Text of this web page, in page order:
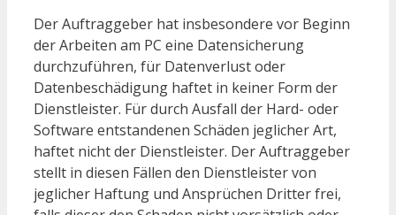
Der Auftraggeber hat insbesondere vor Beginn
der Arbeiten am PC eine Datensicherung
durchzuführen, für Datenverlust oder
Datenbeschädigung haftet in keiner Form der
Dienstleister. Für durch Ausfall der Hard- oder
Software entstandenen Schäden jeglicher Art,
haftet nicht der Dienstleister. Der Auftraggeber
stellt in diesen Fällen den Dienstleister von
jeglicher Haftung und Ansprüchen Dritter frei,